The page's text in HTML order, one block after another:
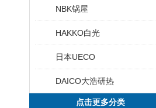
NBK锅屋
HAKKO白光
日本UECO
DAICO大浩研热
点击更多分类